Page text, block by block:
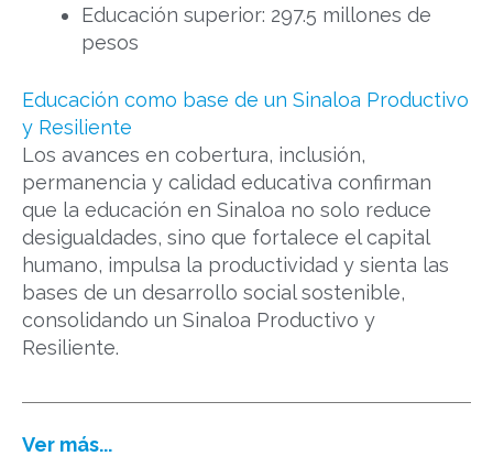
Educación superior: 297.5 millones de
pesos
Educación como base de un Sinaloa Productivo
y Resiliente
Los avances en cobertura, inclusión,
permanencia y calidad educativa confirman
que la educación en Sinaloa no solo reduce
desigualdades, sino que fortalece el capital
humano, impulsa la productividad y sienta las
bases de un desarrollo social sostenible,
consolidando un Sinaloa Productivo y
Resiliente.
Ver más...